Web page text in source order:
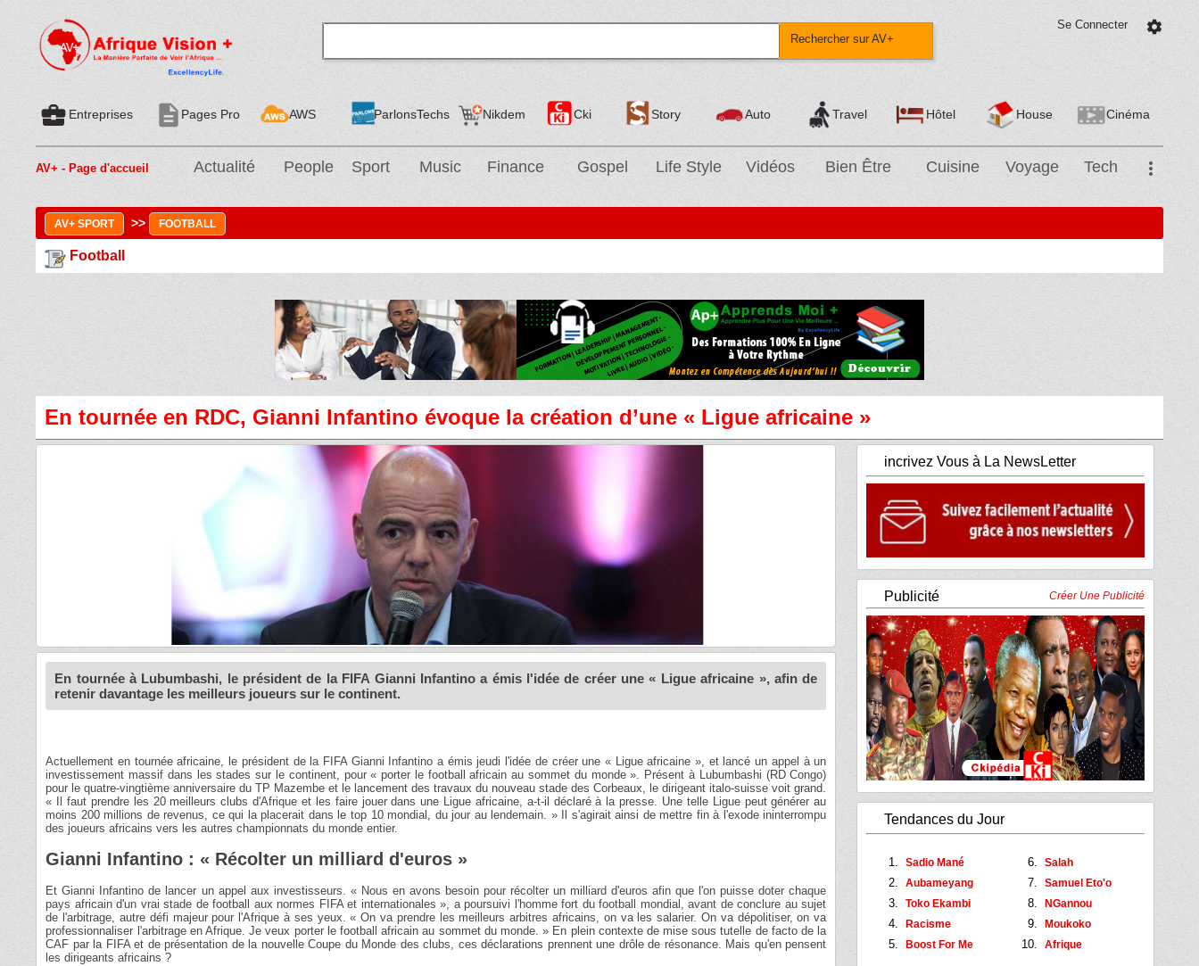
Rechercher sur AV+
settings
Se Connecter
business_centerEntreprises descriptionPages Pro AWS ParlonsTechs Nikdem Cki Story Auto Travel Hôtel House Cinéma
AV+ - Page d'accueil Actualité People Sport Music Finance Gospel Life Style Vidéos Bien Être Cuisine Voyage Tech more_vert
AV+ SPORT >> FOOTBALL
Football
En tournée en RDC, Gianni Infantino évoque la création d’une « Ligue africaine »
En tournée à Lubumbashi, le président de la FIFA Gianni Infantino a émis l'idée de créer une « Ligue africaine », afin de
retenir davantage les meilleurs joueurs sur le continent.
Actuellement en tournée africaine, le président de la FIFA Gianni Infantino a émis jeudi l'idée de créer une « Ligue africaine », et lancé un appel à un
investissement massif dans les stades sur le continent, pour « porter le football africain au sommet du monde ». Présent à Lubumbashi (RD Congo)
pour le quatre-vingtième anniversaire du TP Mazembe et le lancement des travaux du nouveau stade des Corbeaux, le dirigeant italo-suisse voit grand.
« Il faut prendre les 20 meilleurs clubs d'Afrique et les faire jouer dans une Ligue africaine, a-t-il déclaré à la presse. Une telle Ligue peut générer au
moins 200 millions de revenus, ce qui la placerait dans le top 10 mondial, du jour au lendemain. » Il s'agirait ainsi de mettre fin à l'exode ininterrompu
des joueurs africains vers les autres championnats du monde entier.
Gianni Infantino : « Récolter un milliard d'euros »
Et Gianni Infantino de lancer un appel aux investisseurs. « Nous en avons besoin pour récolter un milliard d'euros afin que l'on puisse doter chaque
pays africain d'un vrai stade de football aux normes FIFA et internationales », a poursuivi l'homme fort du football mondial, avant de conclure au sujet
de l'arbitrage, autre défi majeur pour l'Afrique à ses yeux. « On va prendre les meilleurs arbitres africains, on va les salarier. On va dépolitiser, on va
professionnaliser l'arbitrage en Afrique. Je veux porter le football africain au sommet du monde. » En plein contexte de mise sous tutelle de facto de la
CAF par la FIFA et de présentation de la nouvelle Coupe du Monde des clubs, ces déclarations prennent une drôle de résonance. Mais qu'en pensent
les dirigeants africains ?
incrivez Vous à La NewsLetter
Publicité Créer Une Publicité
Tendances du Jour
Sadio Mané
Aubameyang
Toko Ekambi
Racisme
Boost For Me
Salah
Samuel Eto'o
NGannou
Moukoko
Afrique